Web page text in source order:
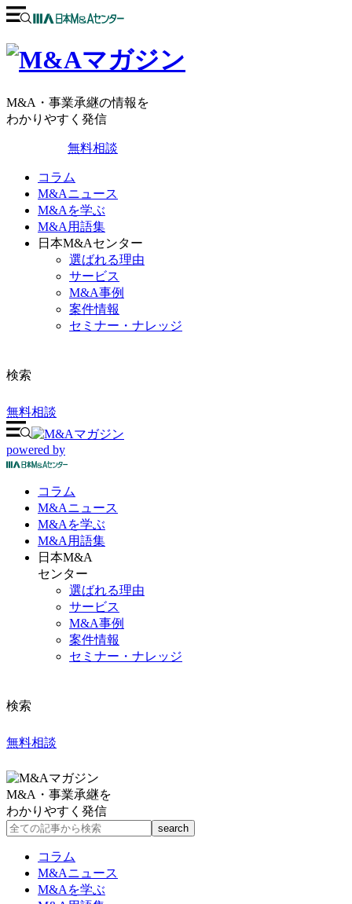
M&A・事業承継の情報を
わかりやすく発信
無料相談
コラム
M&Aニュース
M&Aを学ぶ
M&A用語集
日本M&Aセンター
選ばれる理由
サービス
M&A事例
案件情報
セミナー・ナレッジ
検索
無料相談
powered by
コラム
M&Aニュース
M&Aを学ぶ
M&A 用語集
日本M&A
センター
選ばれる理由
サービス
M&A事例
案件情報
セミナー・ナレッジ
検索
無料相談
M&A・事業承継を
わかりやすく発信
コラム
M&Aニュース
M&Aを学ぶ